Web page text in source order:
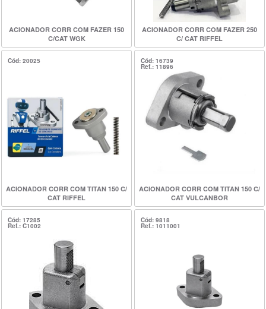
ACIONADOR CORR COM FAZER 150
C/CAT WGK
ACIONADOR CORR COM FAZER 250
C/ CAT RIFFEL
Cód: 20025
ACIONADOR CORR COM TITAN 150 C/
CAT RIFFEL
Cód: 16739
Ref.: 11896
ACIONADOR CORR COM TITAN 150 C/
CAT VULCANBOR
Cód: 17285
Ref.: C1002
Cód: 9818
Ref.: 1011001